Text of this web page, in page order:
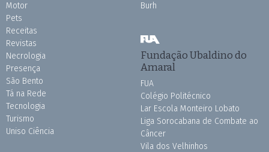
Motor
Pets
Receitas
Revistas
Necrologia
Presença
São Bento
Tá na Rede
Tecnologia
Turismo
Uniso Ciência
Burh
Fundação Ubaldino do
Amaral
FUA
Colégio Politécnico
Lar Escola Monteiro Lobato
Liga Sorocabana de Combate ao
Câncer
Vila dos Velhinhos